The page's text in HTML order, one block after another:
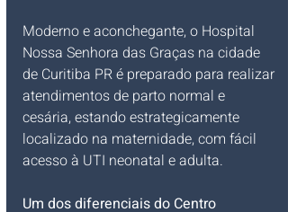
Moderno e aconchegante, o Hospital
Nossa Senhora das Graças na cidade
de Curitiba PR é preparado para realizar
atendimentos de parto normal e
cesária, estando estrategicamente
localizado na maternidade, com fácil
acesso à UTI neonatal e adulta.
Um dos diferenciais do Centro